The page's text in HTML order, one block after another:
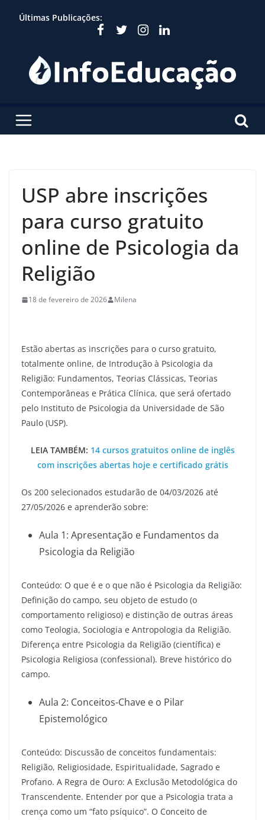
Últimas Publicações:
USP abre inscrições
para curso gratuito
online de Psicologia da
Religião
18 de fevereiro de 2026 Milena
Estão abertas as inscrições para o curso gratuito,
totalmente online, de Introdução à Psicologia da
Religião: Fundamentos, Teorias Clássicas, Teorias
Contemporâneas e Prática Clínica, que será ofertado
pelo Instituto de Psicologia da Universidade de São
Paulo (USP).
LEIA TAMBÉM: 14 cursos gratuitos online de inglês
com inscrições abertas hoje e certificado grátis
Os 200 selecionados estudarão de 04/03/2026 até
27/05/2026 e aprenderão sobre:
Aula 1: Apresentação e Fundamentos da
Psicologia da Religião
Conteúdo: O que é e o que não é Psicologia da Religião:
Definição do campo, seu objeto de estudo (o
comportamento religioso) e distinção de outras áreas
como Teologia, Sociologia e Antropologia da Religião.
Diferença entre Psicologia da Religião (científica) e
Psicologia Religiosa (confessional). Breve histórico do
campo.
Aula 2: Conceitos-Chave e o Pilar
Epistemológico
Conteúdo: Discussão de conceitos fundamentais:
Religião, Religiosidade, Espiritualidade, Sagrado e
Profano. A Regra de Ouro: A Exclusão Metodológica do
Transcendente. Entender por que a Psicologia trata a
crença como um “fato psíquico”. O Conceito de